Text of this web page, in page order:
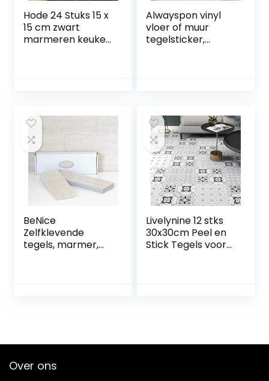
Hode 24 Stuks 15 x
15 cm zwart
marmeren keuken
achterkant,
opplak
muurtegels. Vinyl
pel en plak tegel
stickers.
waterdichte
oliebestendige DIY
Alwayspon vinyl
vloer of muur
tegelsticker,
en-plak PVC vloer
sticker doe-het-
zelf, saliegroen, 30
x 15 cm x 12 stuks
set
BeNice
Zelfklevende
tegels, marmer,
Livelynine 12 stks
30x30cm Peel en
Stick Tegels voor
en Stok
Over ons